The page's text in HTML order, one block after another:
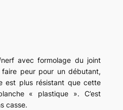
avec formolage du joint
peur pour un débutant,
est plus résistant que cette
« plastique ». C’est
casse.